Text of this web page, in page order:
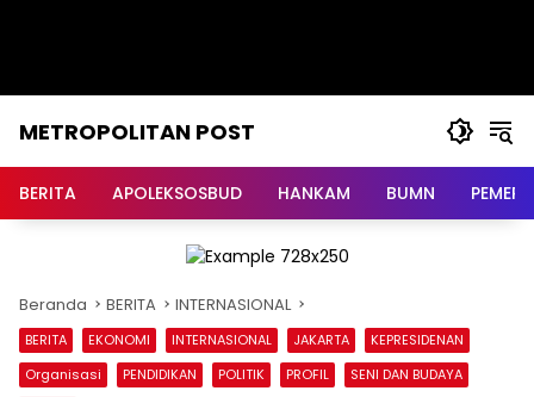
METROPOLITAN POST
BERITA APOLEKSOSBUD HANKAM BUMN
Beranda BERITA INTERNASIONAL
BERITA EKONOMI INTERNASIONAL JAKARTA
KEPRESIDENAN
Organisasi
PENDIDIKAN POLITIK PROFIL
SENI DAN BUDAYA